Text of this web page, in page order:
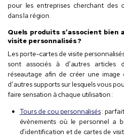
pour les entreprises cherchant des
dans la région.
Quels produits s’associent
visite personnalisés ?
Les porte-cartes de visite
sont associés à d’autres
réseautage afin de créer une image
d’autres supports sur lesquels vous
faire sensation à chaque utilisation :
Tours de cou personnalisés:
évènements où le personnel a
d’identification et de cartes de